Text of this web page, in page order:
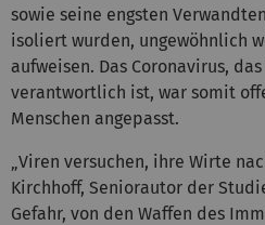
sowie seine engsten
isoliert wurden, ungewöhnlich
aufweisen. Das Coronavirus,
verantwortlich ist, war somit
Menschen angepasst.
„Viren versuchen, ihre Wirte
Kirchhoff, Seniorautor der
Gefahr, von den Waffen des